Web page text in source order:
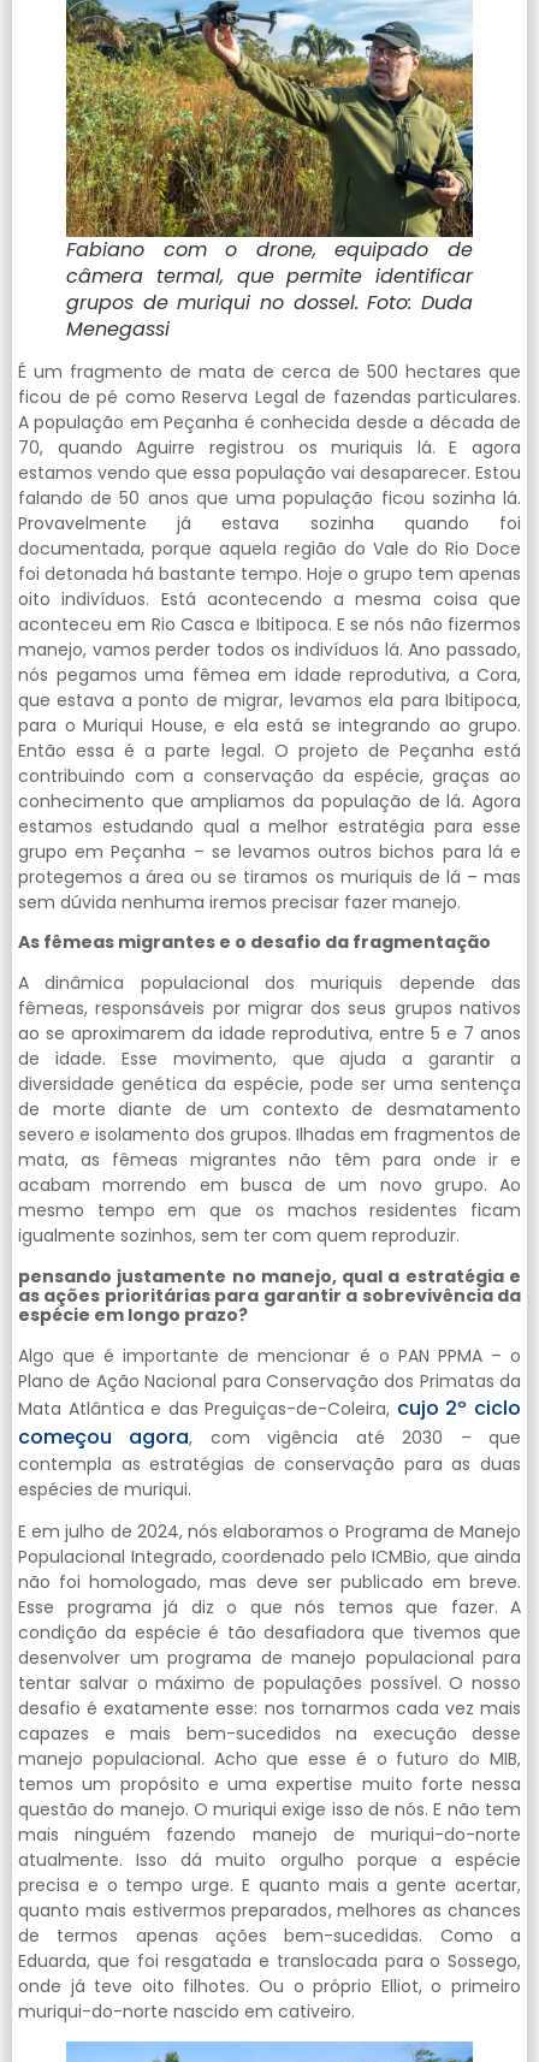
Fabiano com o drone, equipado de
câmera termal, que permite identificar
grupos de muriqui no dossel. Foto: Duda
Menegassi
É um fragmento de mata de cerca de 500 hectares que
ficou de pé como Reserva Legal de fazendas particulares.
A população em Peçanha é conhecida desde a década de
70, quando Aguirre registrou os muriquis lá. E agora
estamos vendo que essa população vai desaparecer. Estou
falando de 50 anos que uma população ficou sozinha lá.
Provavelmente já estava sozinha quando foi
documentada, porque aquela região do Vale do Rio Doce
foi detonada há bastante tempo. Hoje o grupo tem apenas
oito indivíduos. Está acontecendo a mesma coisa que
aconteceu em Rio Casca e Ibitipoca. E se nós não fizermos
manejo, vamos perder todos os indivíduos lá. Ano passado,
nós pegamos uma fêmea em idade reprodutiva, a Cora,
que estava a ponto de migrar, levamos ela para Ibitipoca,
para o Muriqui House, e ela está se integrando ao grupo.
Então essa é a parte legal. O projeto de Peçanha está
contribuindo com a conservação da espécie, graças ao
conhecimento que ampliamos da população de lá. Agora
estamos estudando qual a melhor estratégia para esse
grupo em Peçanha – se levamos outros bichos para lá e
protegemos a área ou se tiramos os muriquis de lá – mas
sem dúvida nenhuma iremos precisar fazer manejo.
As fêmeas migrantes e o desafio da fragmentação
A dinâmica populacional dos muriquis depende das
fêmeas, responsáveis por migrar dos seus grupos nativos
ao se aproximarem da idade reprodutiva, entre 5 e 7 anos
de idade. Esse movimento, que ajuda a garantir a
diversidade genética da espécie, pode ser uma sentença
de morte diante de um contexto de desmatamento
severo e isolamento dos grupos. Ilhadas em fragmentos de
mata, as fêmeas migrantes não têm para onde ir e
acabam morrendo em busca de um novo grupo. Ao
mesmo tempo em que os machos residentes ficam
igualmente sozinhos, sem ter com quem reproduzir.
pensando justamente no manejo, qual a estratégia e
as ações prioritárias para garantir a sobrevivência da
espécie em longo prazo?
Algo que é importante de mencionar é o PAN PPMA – o
Plano de Ação Nacional para Conservação dos Primatas da
Mata Atlântica e das Preguiças-de-Coleira, cujo 2º ciclo
começou agora, com vigência até 2030 – que
contempla as estratégias de conservação para as duas
espécies de muriqui.
E em julho de 2024, nós elaboramos o Programa de Manejo
Populacional Integrado, coordenado pelo ICMBio, que ainda
não foi homologado, mas deve ser publicado em breve.
Esse programa já diz o que nós temos que fazer. A
condição da espécie é tão desafiadora que tivemos que
desenvolver um programa de manejo populacional para
tentar salvar o máximo de populações possível. O nosso
desafio é exatamente esse: nos tornarmos cada vez mais
capazes e mais bem-sucedidos na execução desse
manejo populacional. Acho que esse é o futuro do MIB,
temos um propósito e uma expertise muito forte nessa
questão do manejo. O muriqui exige isso de nós. E não tem
mais ninguém fazendo manejo de muriqui-do-norte
atualmente. Isso dá muito orgulho porque a espécie
precisa e o tempo urge. E quanto mais a gente acertar,
quanto mais estivermos preparados, melhores as chances
de termos apenas ações bem-sucedidas. Como a
Eduarda, que foi resgatada e translocada para o Sossego,
onde já teve oito filhotes. Ou o próprio Elliot, o primeiro
muriqui-do-norte nascido em cativeiro.